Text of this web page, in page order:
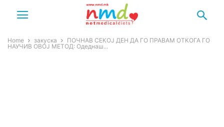
Home закуска
ПОЧНАВ СЕКОЈ ДЕН ДА ГО ПРАВАМ ОТКОГА ГО
НАУЧИВ ОВОЈ МЕТОД: Одеднаш...